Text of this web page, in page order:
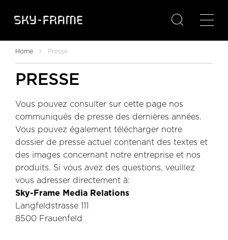

Home Presse
PRESSE
Vous pouvez consulter sur cette page nos
communiqués de presse des dernières années.
Vous pouvez également télécharger notre
dossier de presse actuel contenant des textes et
des images concernant notre entreprise et nos
produits. Si vous avez des questions, veuillez
vous adresser directement à:
Sky-Frame Media Relations
Langfeldstrasse 111
8500 Frauenfeld